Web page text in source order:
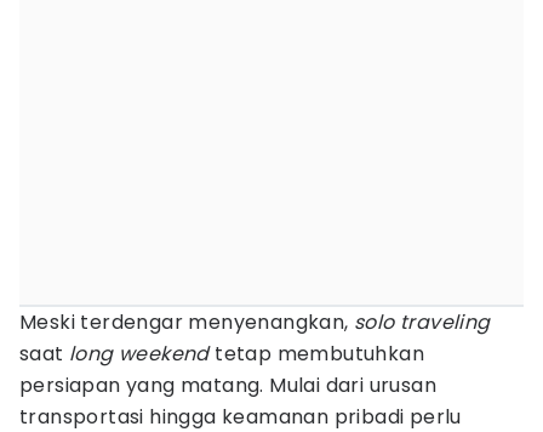
Meski terdengar menyenangkan, solo traveling
saat long weekendtetap membutuhkan
persiapan yang matang. Mulai dari urusan
transportasi hingga keamanan pribadi perlu